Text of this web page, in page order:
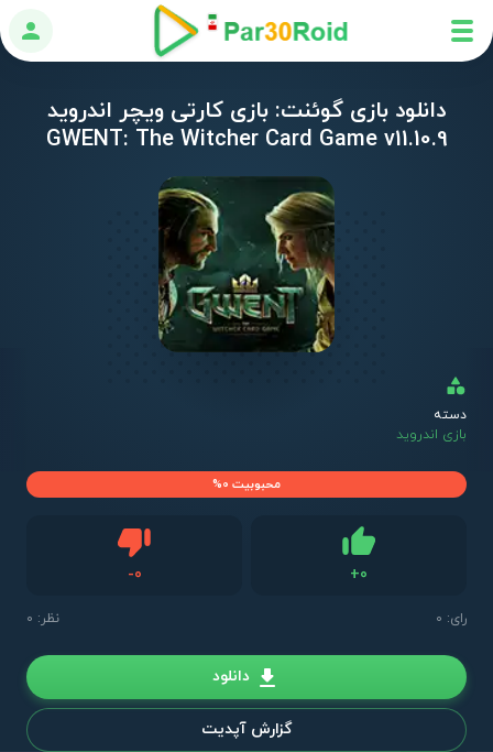
ورود
دانلود بازی گوئنت: بازی کارتی ویچر اندروید
GWENT: The Witcher Card Game v11.10.9
دسته
بازی اندروید
+0
-0دیس لایک
رای: 0 نظر: 0
محبوبیت 0%
دانلود
گزارش آپدیت